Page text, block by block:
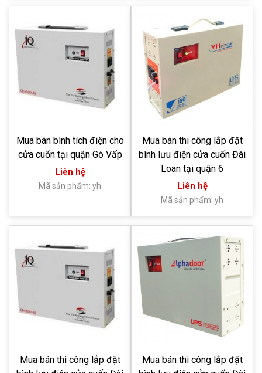
Mua bán bình tích điện cho
cửa cuốn tại quận Gò Vấp
Liên hệ
Mã sản phẩm: yh
Mua bán thi công lắp đặt
bình lưu điện cửa cuốn Đài
Loan tại quận 6
Liên hệ
Mã sản phẩm: yh
Mua bán thi công lắp đặt
Mua bán thi công lắp đặt